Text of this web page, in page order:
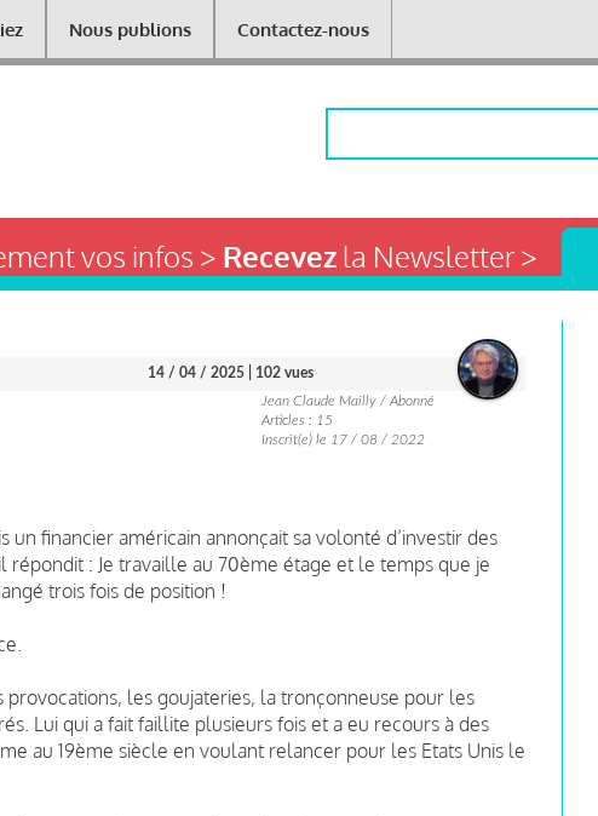
Nous publions Contactez-nous
vos infos > Recevezla Newsletter >
14 / 04 / 2025
| 102 vues
Jean Claude Mailly / Abonné
Articles : 15
Inscrit(e) le 17 / 08 / 2022
un financier américain annonçait sa volonté d’investir des
: Je travaille au 70ème étage et le temps que je
trois fois de position !
les goujateries, la tronçonneuse pour les
Lui qui a fait faillite plusieurs fois et a eu recours à des
au 19ème siècle en voulant relancer pour les Etats Unis le